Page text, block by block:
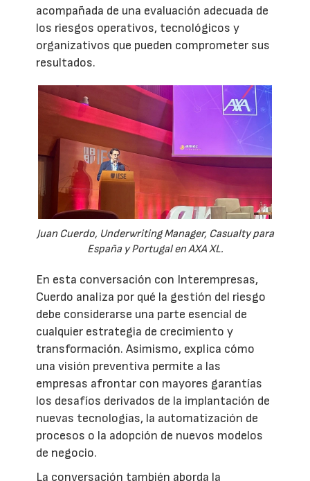
acompañada de una evaluación adecuada de
los riesgos operativos, tecnológicos y
organizativos que pueden comprometer sus
resultados.
Juan Cuerdo, Underwriting Manager, Casualty para
España y Portugal en AXA XL.
En esta conversación con Interempresas,
Cuerdo analiza por qué la gestión del riesgo
debe considerarse una parte esencial de
cualquier estrategia de crecimiento y
transformación. Asimismo, explica cómo
una visión preventiva permite a las
empresas afrontar con mayores garantías
los desafíos derivados de la implantación de
nuevas tecnologías, la automatización de
procesos o la adopción de nuevos modelos
de negocio.
La conversación también aborda la